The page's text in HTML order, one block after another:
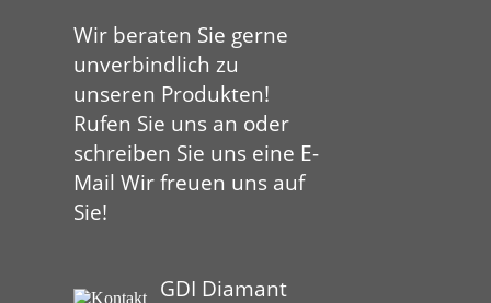
Wir beraten Sie gerne
unverbindlich zu
unseren Produkten!
Rufen Sie uns an oder
schreiben Sie uns eine E-
Mail Wir freuen uns auf
Sie!
GDI Diamant